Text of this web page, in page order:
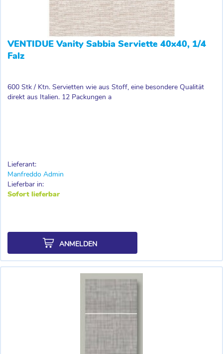
VENTIDUE Vanity Sabbia Serviette 40x40, 1/4
Falz
600 Stk / Ktn. Servietten wie aus Stoff, eine besondere Qualität
direkt aus Italien. 12 Packungen a
Lieferant:
Manfreddo Admin
Lieferbar in:
Sofort lieferbar
ANMELDEN